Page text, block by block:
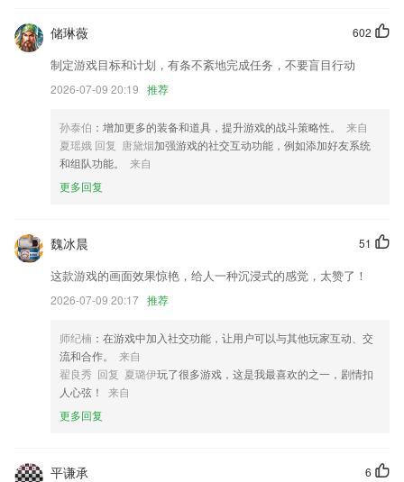
定时发送支持时区换算，您可以直接选择收件人的时区设置时间，换算为
对应的本地时间
商家群聊功能增强，内部沟通更顺畅
新增满减活动优惠；
优化文章加载卡顿问题，海量政策任你“翻”！
悬浮窗去除单位
以上就是盈多多苹果下载的介绍，如果您喜欢这款软件，您可以到应用商
602
储琳薇
制定游戏目标和计划，有条不紊地完成任务，不要盲目行动
2026-07-09 20:19 推荐
孙泰伯 ：增加更多的装备和道具，提升游戏的战斗策略性。
来自
夏瑶娥 回复 唐黛烟加强游戏的社交互动功能，例如添加好友系统
和组队功能。
来自
更多回复
51
魏冰晨
这款游戏的画面效果惊艳，给人一种沉浸式的感觉，太赞了！
2026-07-09 20:17 推荐
师纪楠 ：在游戏中加入社交功能，让用户可以与其他玩家互动、交
流和合作。
来自
翟良秀 回复 夏璐伊玩了很多游戏，这是我最喜欢的之一，剧情扣
人心弦！
来自
更多回复
6
平谦承